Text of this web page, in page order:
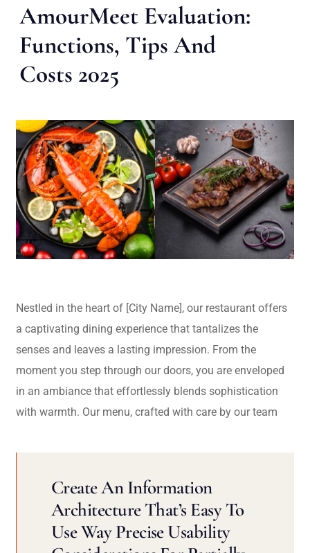
AmourMeet Evaluation:
Functions, Tips And
Costs 2025
Nestled in the heart of [City Name], our restaurant offers
a captivating dining experience that tantalizes the
senses and leaves a lasting impression. From the
moment you step through our doors, you are enveloped
in an ambiance that effortlessly blends sophistication
with warmth. Our menu, crafted with care by our team
Create An Information
Architecture That’s Easy To
Use Way Precise Usability